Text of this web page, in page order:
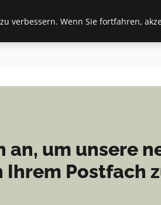
- Startseite
an, um unsere
Postfach
verbessern. Wenn Sie fortfahren,